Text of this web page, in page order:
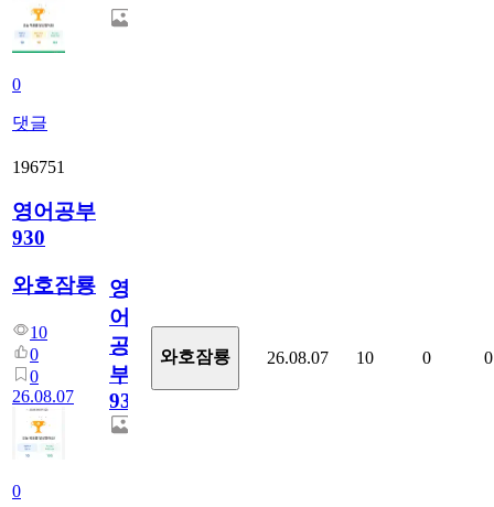
0
댓글
196751
영어공부
930
와호잠룡
10
0
0
26.08.07
0
영
어
공
부
930
와호잠룡 26.08.07 10 0 0